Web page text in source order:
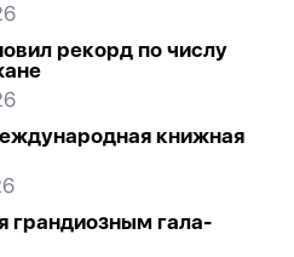
рекорд по числу
книжная
грандиозным гала-